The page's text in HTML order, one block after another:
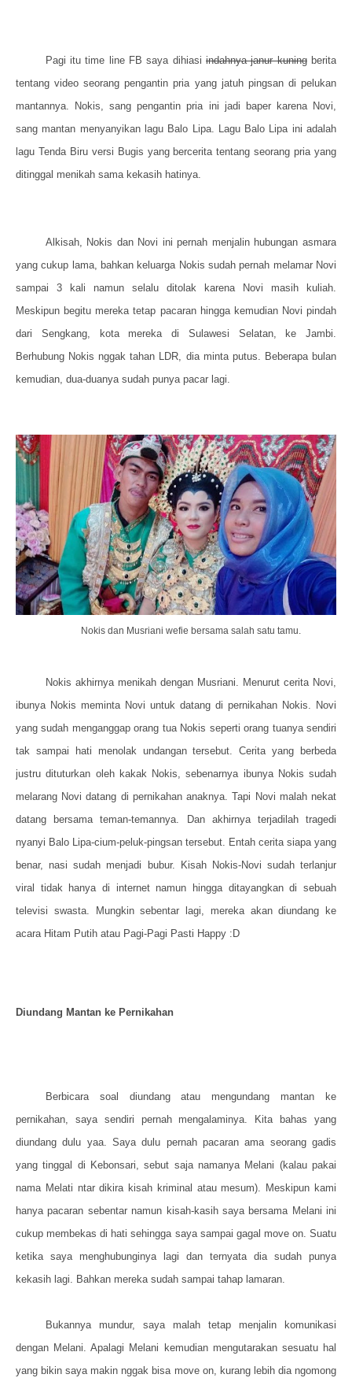
Pagi itu time line FB saya dihiasiindahnya janur kuningberita
tentang video seorang pengantin pria yang jatuh pingsan di pelukan
mantannya. Nokis, sang pengantin pria ini jadi baper karena Novi,
sang mantan menyanyikan lagu Balo Lipa. Lagu Balo Lipa ini adalah
lagu Tenda Biru versi Bugis yang bercerita tentang seorang pria yang
ditinggal menikah sama kekasih hatinya.
Alkisah, Nokis dan Novi ini pernah menjalin hubungan asmara
yang cukup lama, bahkan keluarga Nokis sudah pernah melamar Novi
sampai 3 kali namun selalu ditolak karena Novi masih kuliah.
Meskipun begitu mereka tetap pacaran hingga kemudian Novi pindah
dari Sengkang, kota mereka di Sulawesi Selatan, ke Jambi.
Berhubung Nokis nggak tahan LDR, dia minta putus. Beberapa bulan
kemudian, dua-duanya sudah punya pacar lagi.
Nokis dan Musriani wefie bersama salah satu tamu.
Nokis akhirnya menikah dengan Musriani. Menurut cerita Novi,
ibunya Nokis meminta Novi untuk datang di pernikahan Nokis. Novi
yang sudah menganggap orang tua Nokis seperti orang tuanya sendiri
tak sampai hati menolak undangan tersebut. Cerita yang berbeda
justru dituturkan oleh kakak Nokis, sebenarnya ibunya Nokis sudah
melarang Novi datang di pernikahan anaknya. Tapi Novi malah nekat
datang bersama teman-temannya. Dan akhirnya terjadilah tragedi
nyanyi Balo Lipa-cium-peluk-pingsan tersebut. Entah cerita siapa yang
benar, nasi sudah menjadi bubur. Kisah Nokis-Novi sudah terlanjur
viral tidak hanya di internet namun hingga ditayangkan di sebuah
televisi swasta. Mungkin sebentar lagi, mereka akan diundang ke
acara Hitam Putih atau Pagi-Pagi Pasti Happy :D
Diundang Mantan ke Pernikahan
Berbicara soal diundang atau mengundang mantan ke
pernikahan, saya sendiri pernah mengalaminya. Kita bahas yang
diundang dulu yaa. Saya dulu pernah pacaran ama seorang gadis
yang tinggal di Kebonsari, sebut saja namanya Melani (kalau pakai
nama Melati ntar dikira kisah kriminal atau mesum). Meskipun kami
hanya pacaran sebentar namun kisah-kasih saya bersama Melani ini
cukup membekas di hati sehingga saya sampai gagal move on. Suatu
ketika saya menghubunginya lagi dan ternyata dia sudah punya
kekasih lagi. Bahkan mereka sudah sampai tahap lamaran.
Bukannya mundur, saya malah tetap menjalin komunikasi
dengan Melani. Apalagi Melani kemudian mengutarakan sesuatu hal
yang bikin saya makin nggak bisa move on, kurang lebih dia ngomong